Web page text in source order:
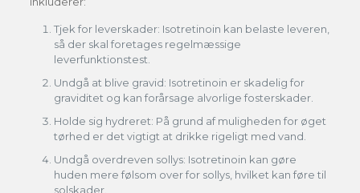
Tjek for leverskader: Isotretinoin kan belaste leveren,
så der skal foretages regelmæssige
leverfunktionstest.
Undgå at blive gravid: Isotretinoin er skadelig for
graviditet og kan forårsage alvorlige fosterskader.
Holde sig hydreret: På grund af muligheden for øget
tørhed er det vigtigt at drikke rigeligt med vand.
Undgå overdreven sollys: Isotretinoin kan gøre
huden mere følsom over for sollys, hvilket kan føre til
solskader.